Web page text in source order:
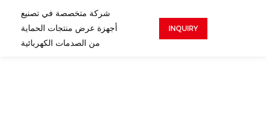
شركة متخصصة في تصنيع
أجهزة عرض منتجات الحماية
من الصدمات الكهربائية
INQUIRY